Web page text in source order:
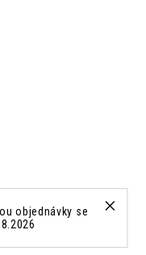
objednávky se